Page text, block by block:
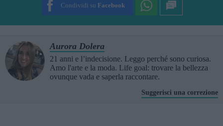
Condividi su Facebook
Aurora Dolera
21 anni e l’indecisione. Leggo perché sono curiosa.
Amo l'arte e la moda. Life goal: trovare la bellezza
ovunque vada e saperla raccontare.
Suggerisci una correzione